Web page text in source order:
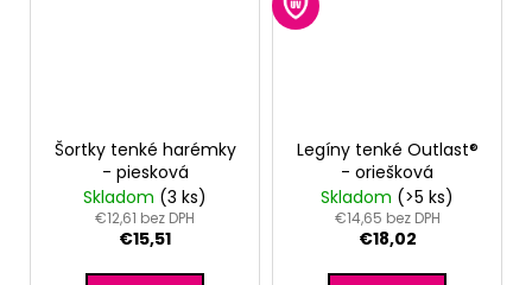
Šortky tenké harémky
- piesková
Skladom (3 ks)
€12,61 bez DPH
€15,51
Legíny tenké Outlast®
- oriešková
Skladom (>5 ks)
€14,65 bez DPH
€18,02